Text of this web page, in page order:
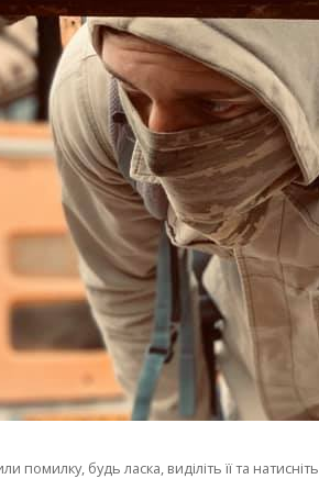
помилку, будь ласка, виділіть її та натисніть